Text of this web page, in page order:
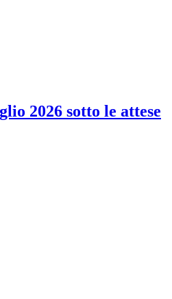
2026 sotto le attese